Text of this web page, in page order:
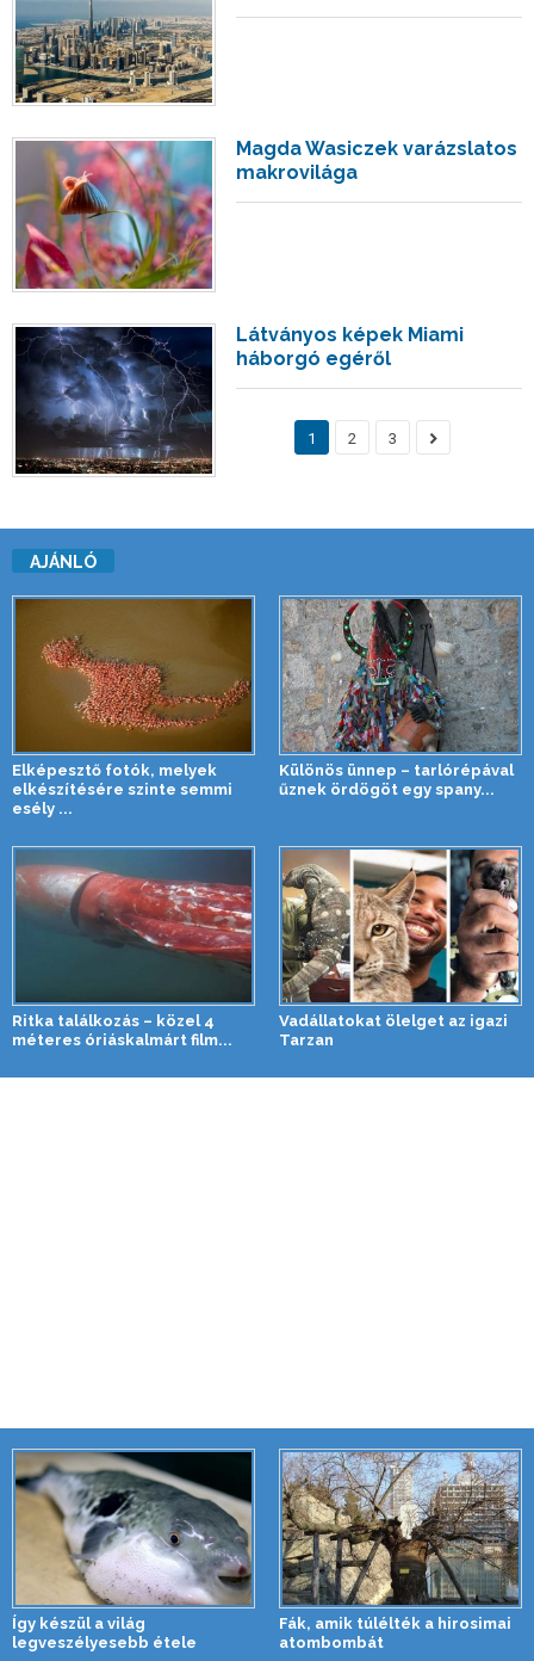
Magda Wasiczek varázslatos
makrovilága
Látványos képek Miami
háborgó egéről
1 2 3
AJÁNLÓ
Elképesztő fotók, melyek
elkészítésére szinte semmi
esély ...
Különös ünnep – tarlórépával
űznek ördögöt egy spany...
Ritka találkozás – közel 4
méteres óriáskalmárt film...
Vadállatokat ölelget az igazi
Tarzan
Így készül a világ
legveszélyesebb étele
Fák, amik túlélték a hirosimai
atombombát